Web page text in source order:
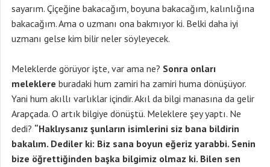
sayarım. Çiçeğine bakacağım, boyuna bakacağım, kalınlığına
bakacağım. Ama o uzmanı ona bakmıyor ki. Belki daha iyi
uzmanı gelse kim bilir neler söyleyecek.
Meleklerde görüyor işte, var ama ne? Sonra onları
meleklere buradaki hum zamiri ha zamiri huma dönüşüyor.
Yani hum akıllı varlıklar içindir. Akıl da bilgi manasına da gelir
Arapçada. O artık bilgiye dönüştü. Meleklere şey yaptı. Ne
dedi? “Haklıysanız şunların isimlerini siz bana bildirin
bakalım. Dediler ki: Biz sana boyun eğeriz yarabbi. Senin
bize öğrettiğinden başka bilgimiz olmaz ki. Bilen sen